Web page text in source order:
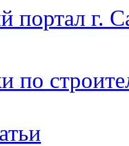
портал г.
по